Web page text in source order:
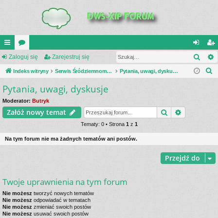
UI
C
K
_L
IN
S
or
a
al
og
ar
ej
ę
Zaloguj się Zarejestruj się
Indeks witryny Serwis Śródziemnomorski Teatr Działań Wojennych Pytania, uwagi, dyskusje
Pytania, uwagi, dyskusje
Moderator: Butryk
Załóż nowy temat Szukaj
Tematy: 0 • Strona 1 z 1
Na tym forum nie ma żadnych tematów ani postów.
Przejdź do
Twoje uprawnienia na tym forum
Nie możesz tworzyć nowych tematów
Nie możesz odpowiadać w tematach
Nie możesz zmieniać swoich postów
Nie możesz usuwać swoich postów